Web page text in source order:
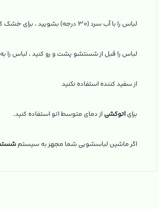
لباس را با آب سرد (۳۰ درجه) بشویید ، برای خشک کردن، لباس را نچلانید
لباس را قبل از شستشو پشت و رو کنید ، لباس را
از سفید کننده استفاده نکنید
برایاتوکشیاز دمای متوسط اتو استفاده کنید.
اگر ماشین لباسشویی شما مجهز به سیستم